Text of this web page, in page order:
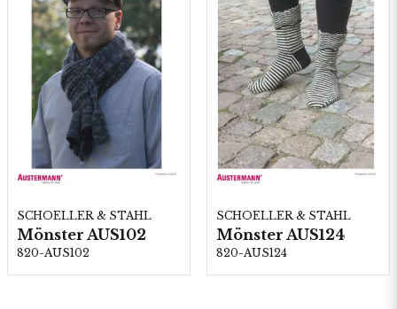
SCHOELLER & STAHL
Mönster AUS102
820-AUS102
SCHOELLER & STAHL
Mönster AUS124
820-AUS124